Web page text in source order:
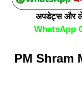
अपडेट्स और
WhatsApp
PM Shram